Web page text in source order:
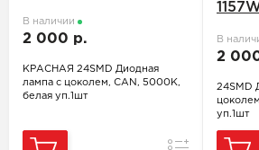
В наличии
2 000 р.
КРАСНАЯ 24SMD Диодная
лампа с цоколем, CAN, 5000K,
белая уп.1шт
Сравнение
В
2
24SMD
уп.1шт